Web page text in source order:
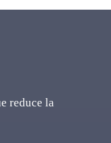
reduce la